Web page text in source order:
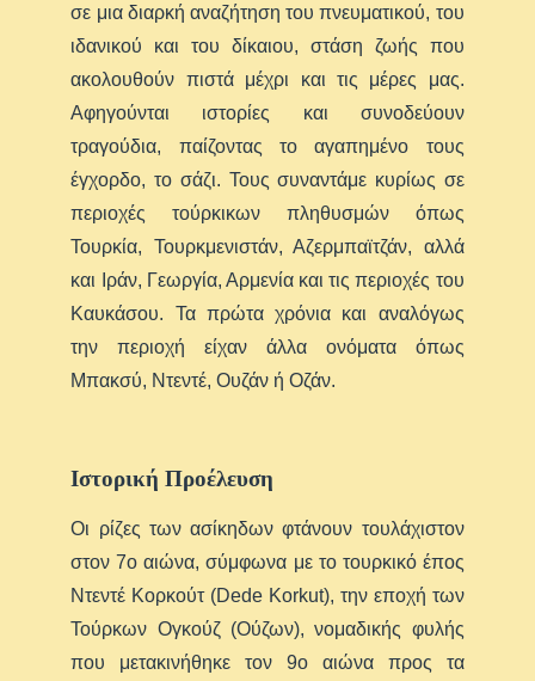
σε μια διαρκή αναζήτηση του πνευματικού, του
ιδανικού και του δίκαιου, στάση ζωής που
ακολουθούν πιστά μέχρι και τις μέρες μας.
Αφηγούνται ιστορίες και συνοδεύουν
τραγούδια, παίζοντας το αγαπημένο τους
έγχορδο, το σάζι. Τους συναντάμε κυρίως σε
περιοχές τούρκικων πληθυσμών όπως
Τουρκία, Τουρκμενιστάν, Αζερμπαϊτζάν, αλλά
και Ιράν, Γεωργία, Αρμενία και τις περιοχές του
Καυκάσου. Τα πρώτα χρόνια και αναλόγως
την περιοχή είχαν άλλα ονόματα όπως
Μπακσύ, Ντεντέ, Ουζάν ή Οζάν.
Ιστορική Προέλευση
Οι ρίζες των ασίκηδων φτάνουν τουλάχιστον
στον 7ο αιώνα, σύμφωνα με το τουρκικό έπος
Ντεντέ Κορκούτ (Dede Korkut), την εποχή των
Τούρκων Ογκούζ (Ούζων), νομαδικής φυλής
που μετακινήθηκε τον 9ο αιώνα προς τα